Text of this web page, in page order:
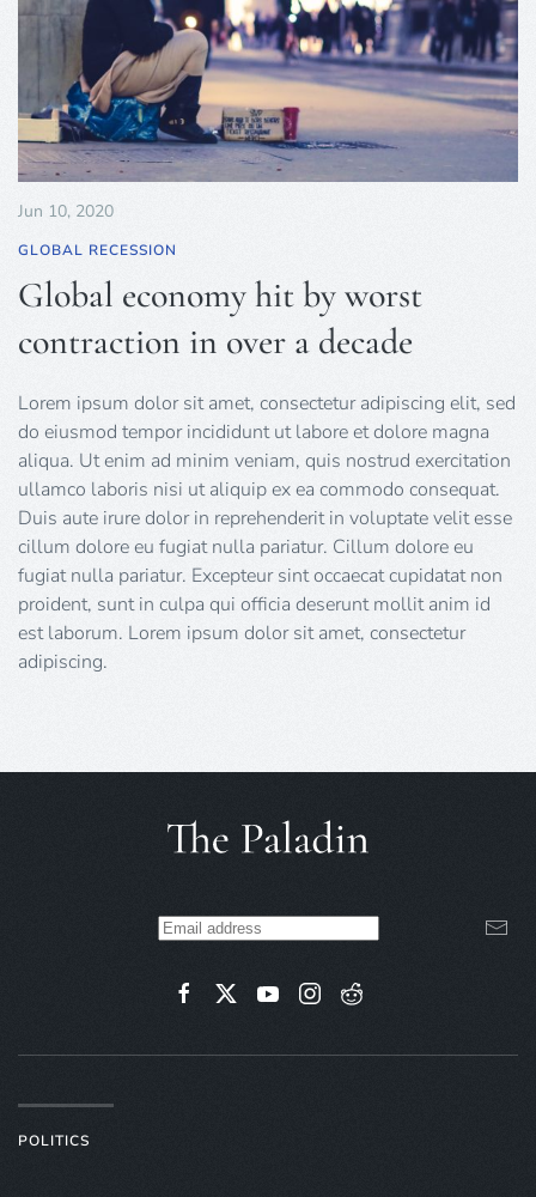
Jun 10, 2020
GLOBAL RECESSION
Global economy hit by worst
contraction in over a decade
Lorem ipsum dolor sit amet, consectetur adipiscing elit, sed
do eiusmod tempor incididunt ut labore et dolore magna
aliqua. Ut enim ad minim veniam, quis nostrud exercitation
ullamco laboris nisi ut aliquip ex ea commodo consequat.
Duis aute irure dolor in reprehenderit in voluptate velit esse
cillum dolore eu fugiat nulla pariatur. Cillum dolore eu
fugiat nulla pariatur. Excepteur sint occaecat cupidatat non
proident, sunt in culpa qui officia deserunt mollit anim id
est laborum. Lorem ipsum dolor sit amet, consectetur
adipiscing.
POLITICS